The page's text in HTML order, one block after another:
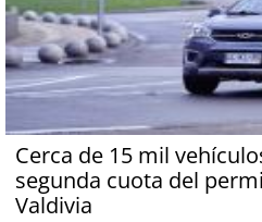
Cerca de 15 mil
segunda cuota del
Valdivia